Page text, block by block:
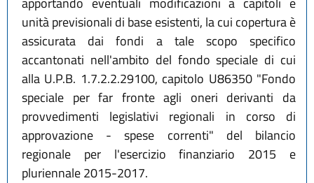
unità previsionali di base esistenti, la cui copertura è
assicurata dai fondi a tale scopo specifico
accantonati nell'ambito del fondo speciale di cui
alla U.P.B. 1.7.2.2.29100, capitolo U86350 "Fondo
speciale per far fronte agli oneri derivanti da
provvedimenti legislativi regionali in corso di
approvazione - spese correnti" del bilancio
regionale per l'esercizio finanziario 2015 e
pluriennale 2015-2017.